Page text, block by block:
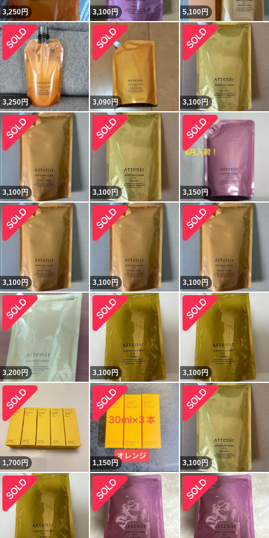
3,250円 3,100円 5,100円
3,250円 3,090円 3,100円
3,100円 3,100円 3,150円
3,100円 3,100円 3,100円
3,200円 3,100円 3,100円
1,700円 1,150円 3,100円